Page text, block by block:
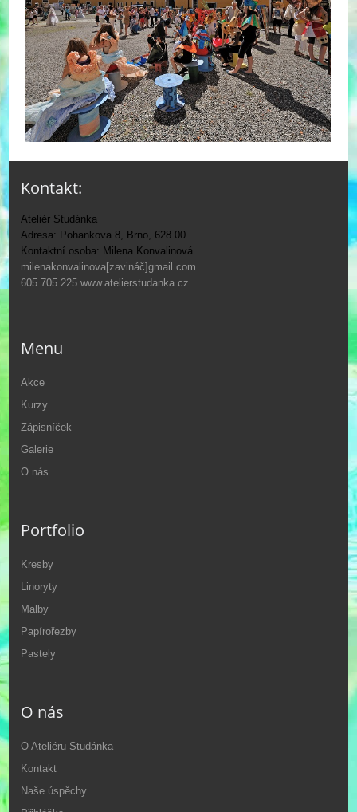
Kontakt:
Ateliér Studánka
Adresa: Pohankova 8, Brno, 628 00
Kontaktní osoba: Milena Konvalinová
milenakonvalinova[zavináč]gmail.com
605 705 225 www.atelierstudanka.cz
Menu
Akce
Kurzy
Zápisníček
Galerie
O nás
Portfolio
Kresby
Linoryty
Malby
Papírořezby
Pastely
O nás
O Ateliéru Studánka
Kontakt
Naše úspěchy